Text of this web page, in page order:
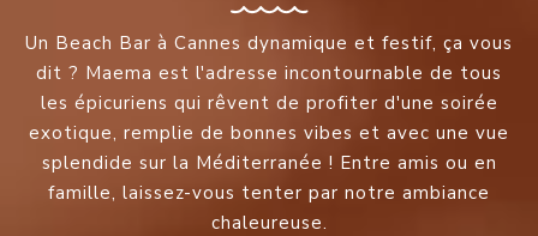
Un Beach Bar à Cannes dynamique et festif, ça vous
dit ? Maema est l'adresse incontournable de tous
les épicuriens qui rêvent de profiter d'une soirée
exotique, remplie de bonnes vibes et avec une vue
splendide sur la Méditerranée ! Entre amis ou en
famille, laissez-vous tenter par notre ambiance
chaleureuse.